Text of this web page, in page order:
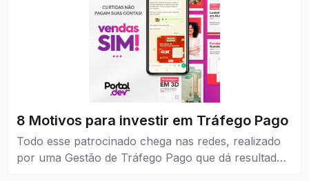
8 Motivos para investir em Tráfego Pago
Todo esse patrocinado chega nas redes, realizado
por uma Gestão de Tráfego Pago que dá resultados